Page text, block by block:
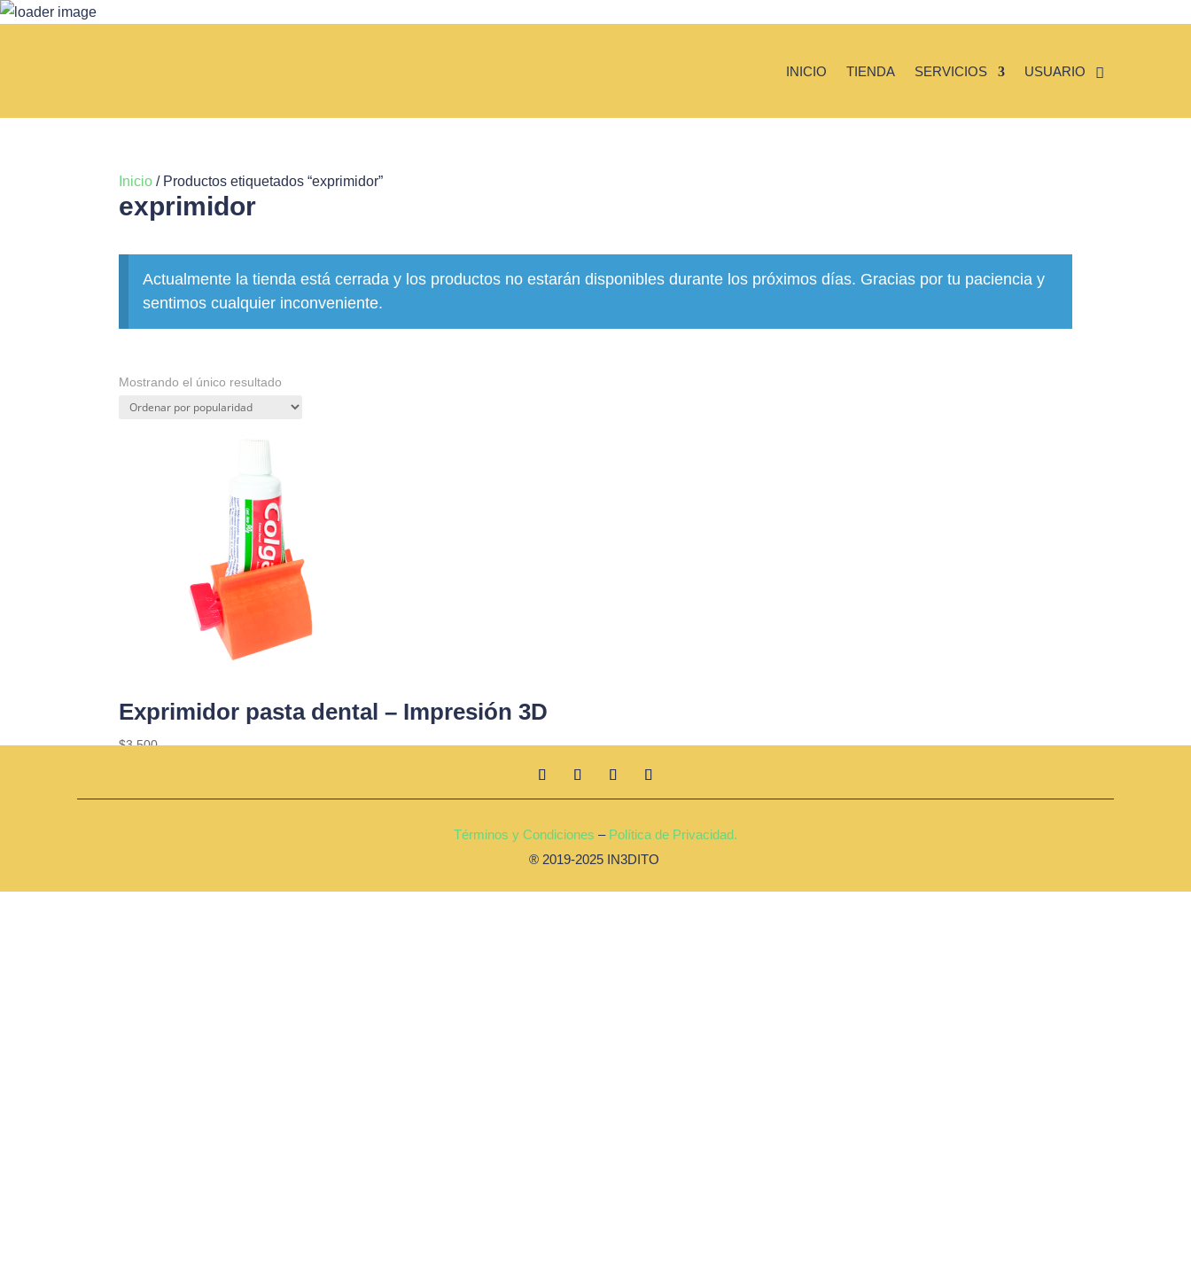
INICIO TIENDA SERVICIOS USUARIO
Inicio / Productos etiquetados “exprimidor”
exprimidor
Actualmente la tienda está cerrada y los productos no estarán disponibles durante los próximos días. Gracias por tu paciencia y
sentimos cualquier inconveniente.
Mostrando el único resultado
Exprimidor pasta dental – Impresión 3D
$3.500
Términos y Condiciones – Política de Privacidad.
® 2019-2025 IN3DITO